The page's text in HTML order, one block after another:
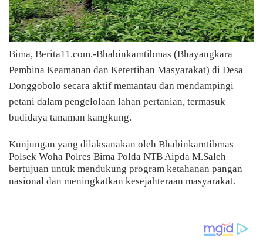
Bima, Berita11.com.-Bhabinkamtibmas (Bhayangkara
Pembina Keamanan dan Ketertiban Masyarakat) di Desa
Donggobolo secara aktif memantau dan mendampingi
petani dalam pengelolaan lahan pertanian, termasuk
budidaya tanaman kangkung.
Kunjungan yang dilaksanakan oleh Bhabinkamtibmas
Polsek Woha Polres Bima Polda NTB Aipda M.Saleh
bertujuan untuk mendukung program ketahanan pangan
nasional dan meningkatkan kesejahteraan masyarakat.